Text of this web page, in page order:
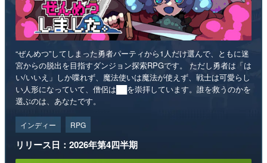
“ぜんめつ”してしまった勇者パーティから1人だけ選んで、ともに迷
宮からの脱出を目指すダンジョン探索RPGです。 ただし勇者は「は
い/いいえ」しか喋れず、魔法使いは魔法が使えず、戦士は可愛らし
い人形になっていて、僧侶は██を崇拝しています。誰を救うのかを
選ぶのは、あなたです。
インディー RPG
リリース日：2026年第4四半期